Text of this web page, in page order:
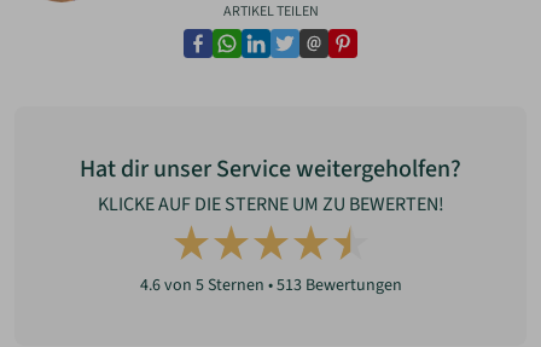
ARTIKEL TEILEN
facebook
whatsapp
linkedin
twitter
emailpinterest
Hat dir unser Service weitergeholfen?
KLICKE AUF DIE STERNE UM ZU BEWERTEN!
4.6von 5 Sternen •513Bewertungen